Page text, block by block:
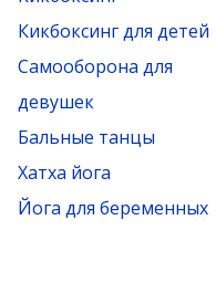
Кикбоксинг для детей
Самооборона для
девушек
Бальные танцы
Хатха йога
Йога для беременных